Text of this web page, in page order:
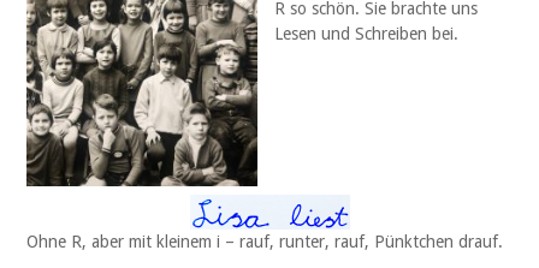
R so schön. Sie brachte uns
Lesen und Schreiben bei.
Ohne R, aber mit kleinem i – rauf, runter, rauf, Pünktchen drauf.